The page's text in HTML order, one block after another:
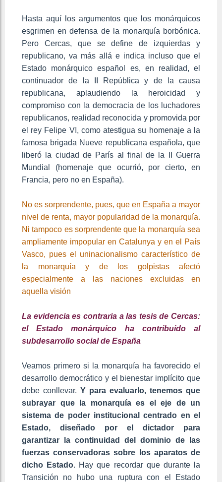
Hasta aquí los argumentos que los monárquicos
esgrimen en defensa de la monarquía borbónica.
Pero Cercas, que se define de izquierdas y
republicano, va más allá e indica incluso que el
Estado monárquico español es, en realidad, el
continuador de la II República y de la causa
republicana, aplaudiendo la heroicidad y
compromiso con la democracia de los luchadores
republicanos, realidad reconocida y promovida por
el rey Felipe VI, como atestigua su homenaje a la
famosa brigada Nueve republicana española, que
liberó la ciudad de París al final de la II Guerra
Mundial (homenaje que ocurrió, por cierto, en
Francia, pero no en España).
No es sorprendente, pues, que en España a mayor
nivel de renta, mayor popularidad de la monarquía.
Ni tampoco es sorprendente que la monarquía sea
ampliamente impopular en Catalunya y en el País
Vasco, pues el uninacionalismo característico de
la monarquía y de los golpistas afectó
especialmente a las naciones excluidas en
aquella visión
La evidencia es contraria a las tesis de Cercas:
el Estado monárquico ha contribuido al
subdesarrollo social de España
Veamos primero si la monarquía ha favorecido el
desarrollo democrático y el bienestar implícito que
debe conllevar. Y para evaluarlo, tenemos que
subrayar que la monarquía es el eje de un
sistema de poder institucional centrado en el
Estado, diseñado por el dictador para
garantizar la continuidad del dominio de las
fuerzas conservadoras sobre los aparatos de
dicho Estado. Hay que recordar que durante la
Transición no hubo una ruptura con el Estado